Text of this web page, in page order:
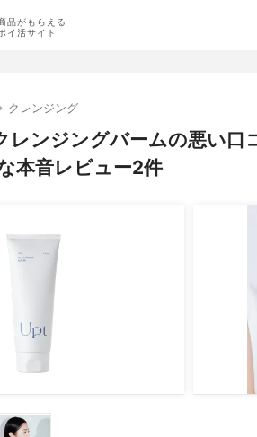
品がもらえる
イ活サイト
クレンジング
ンジングバームの悪い口
本音レビュー2件